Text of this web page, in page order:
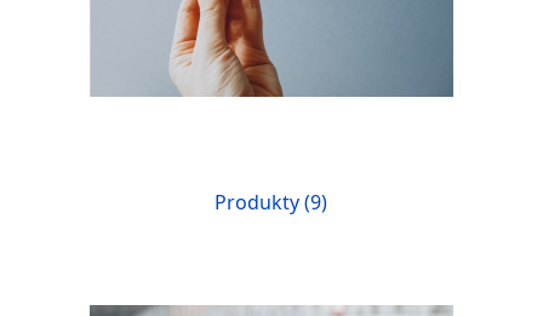
Produkty (9)